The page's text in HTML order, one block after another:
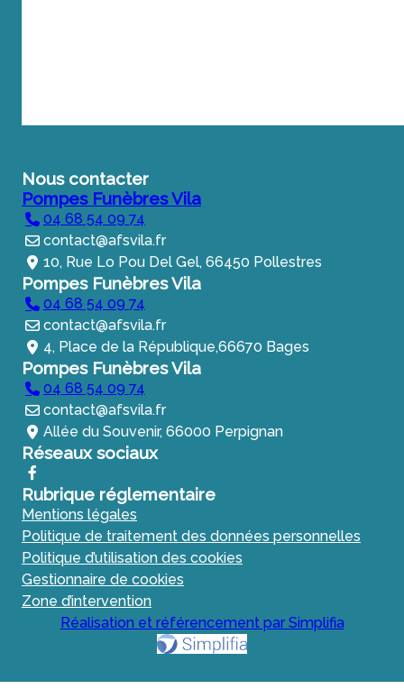
Nous contacter
Pompes Funèbres Vila
04 68 54 09 74
contact@afsvila.fr
10, Rue Lo Pou Del Gel, 66450 Pollestres
Pompes Funèbres Vila
04 68 54 09 74
contact@afsvila.fr
4, Place de la République,66670 Bages
Pompes Funèbres Vila
04 68 54 09 74
contact@afsvila.fr
Allée du Souvenir, 66000 Perpignan
Réseaux sociaux
Rubrique réglementaire
Mentions légales
Politique de traitement des données personnelles
Politique d’utilisation des cookies
Gestionnaire de cookies
Zone d’intervention
Réalisation et référencement par Simplifia